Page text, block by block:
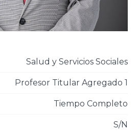
Salud y Servicios Sociales
Profesor Titular Agregado 1
Tiempo Completo
S/N